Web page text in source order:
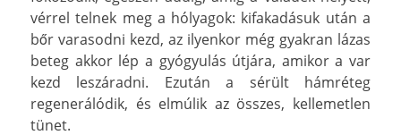
vérrel telnek meg a hólyagok: kifakadásuk után a
bőr varasodni kezd, az ilyenkor még gyakran lázas
beteg akkor lép a gyógyulás útjára, amikor a var
kezd leszáradni. Ezután a sérült hámréteg
regenerálódik, és elmúlik az összes, kellemetlen
tünet.